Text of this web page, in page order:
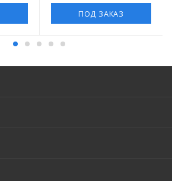
ПОД ЗАКАЗ